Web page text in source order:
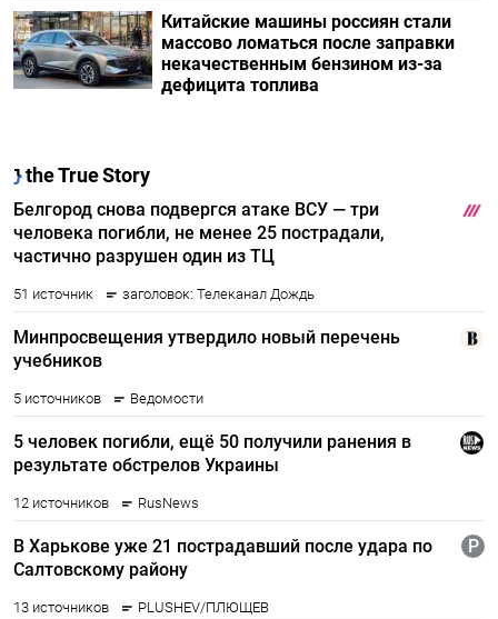
Китайские машины россиян стали
массово ломаться после заправки
некачественным бензином из-за
дефицита топлива